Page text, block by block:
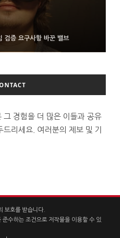
검증 요구사항 바꾼 밸브
드로이드 장치용 구글 어시스턴트
삼성전자
그 경험을 더 많은 이들과 공유
리세요. 여러분의 제보 및 기
보호를 받습니다.
수하는 조건으로 저작물을 이용할 수 있